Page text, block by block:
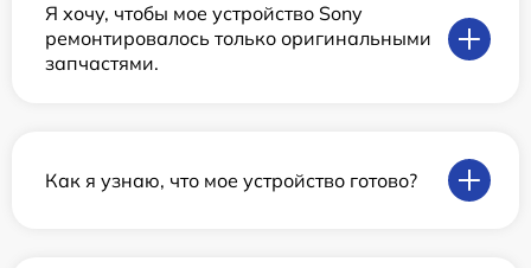
Я хочу, чтобы мое устройство Sony
ремонтировалось только оригинальными
запчастями.
Как я узнаю, что мое устройство готово?